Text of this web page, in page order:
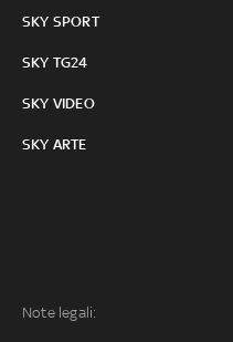
SKY SPORT
SKY TG24
SKY VIDEO
SKY ARTE
Note legali: